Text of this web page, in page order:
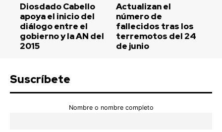
Diosdado Cabello
apoya el inicio del
diálogo entre el
gobierno y la AN del
2015
Actualizan el
número de
fallecidos tras los
terremotos del 24
de junio
Suscríbete
Nombre o nombre completo